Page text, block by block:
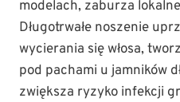
modelach, zaburza
Długotrwałe noszenie
wycierania się włosa,
pod pachami u jamników
zwiększa ryzyko infekcji